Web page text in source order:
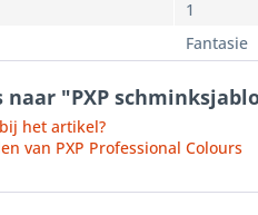
1
Fantasie
naar "PXP
het artikel?
van PXP Professional Colours